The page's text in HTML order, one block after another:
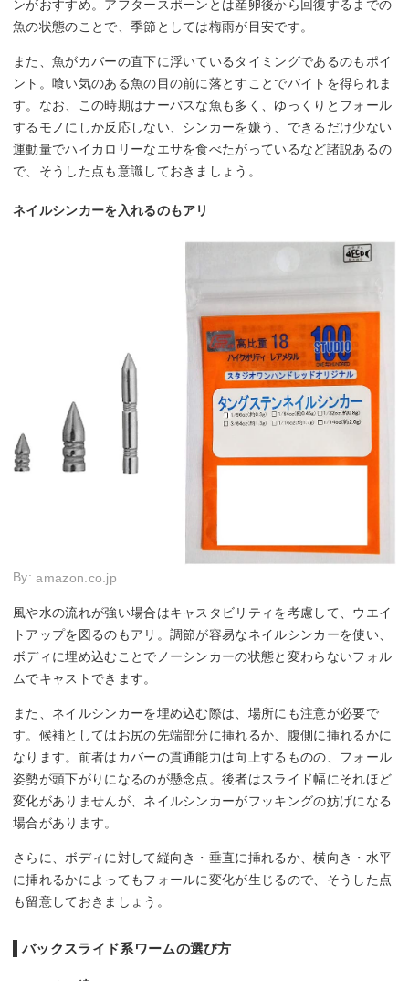
ンがおすすめ。アフタースポーンとは産卵後から回復するまでの
魚の状態のことで、季節としては梅雨が目安です。
また、魚がカバーの直下に浮いているタイミングであるのもポイ
ント。喰い気のある魚の目の前に落とすことでバイトを得られま
す。なお、この時期はナーバスな魚も多く、ゆっくりとフォール
するモノにしか反応しない、シンカーを嫌う、できるだけ少ない
運動量でハイカロリーなエサを食べたがっているなど諸説あるの
で、そうした点も意識しておきましょう。
ネイルシンカーを入れるのもアリ
By:amazon.co.jp
風や水の流れが強い場合はキャスタビリティを考慮して、ウエイ
トアップを図るのもアリ。調節が容易なネイルシンカーを使い、
ボディに埋め込むことでノーシンカーの状態と変わらないフォル
ムでキャストできます。
また、ネイルシンカーを埋め込む際は、場所にも注意が必要で
す。候補としてはお尻の先端部分に挿れるか、腹側に挿れるかに
なります。前者はカバーの貫通能力は向上するものの、フォール
姿勢が頭下がりになるのが懸念点。後者はスライド幅にそれほど
変化がありませんが、ネイルシンカーがフッキングの妨げになる
場合があります。
さらに、ボディに対して縦向き・垂直に挿れるか、横向き・水平
に挿れるかによってもフォールに変化が生じるので、そうした点
も留意しておきましょう。
バックスライド系ワームの選び方